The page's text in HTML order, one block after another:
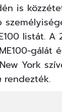
is
listát. A
gálát
York
rendezték.